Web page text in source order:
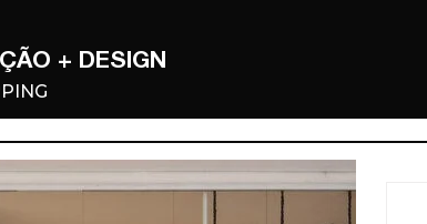
+ DESIGN